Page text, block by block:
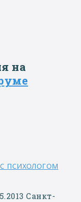
на
ПСИХОЛОГОМ
Санкт-